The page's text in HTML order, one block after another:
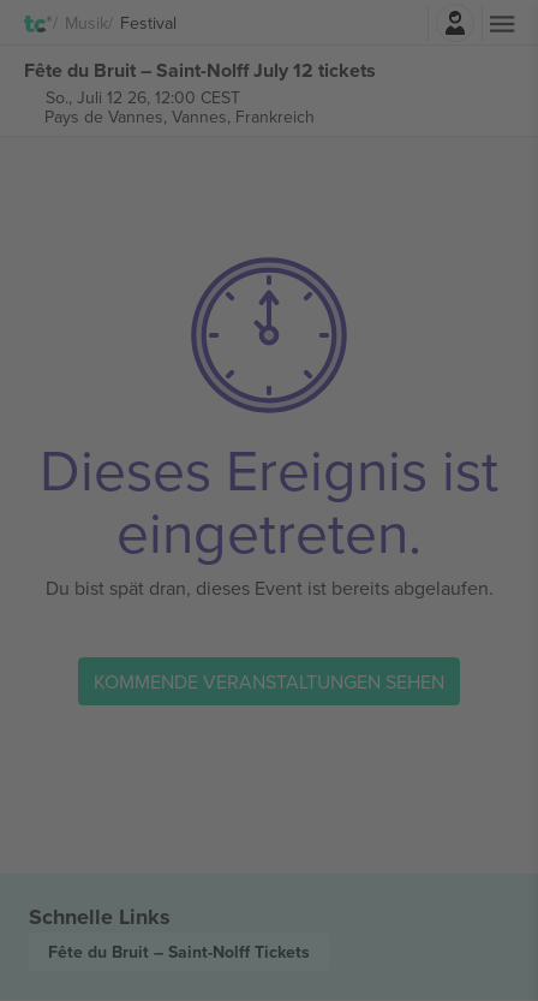
Musik Festival
Fête du Bruit – Saint-Nolff July 12 tickets
So., Juli 12 26, 12:00 CEST
Pays de Vannes, Vannes, Frankreich
Dieses Ereignis ist
eingetreten.
Du bist spät dran, dieses Event ist bereits abgelaufen.
KOMMENDE VERANSTALTUNGEN SEHEN
Schnelle Links
Fête du Bruit – Saint-Nolff Tickets